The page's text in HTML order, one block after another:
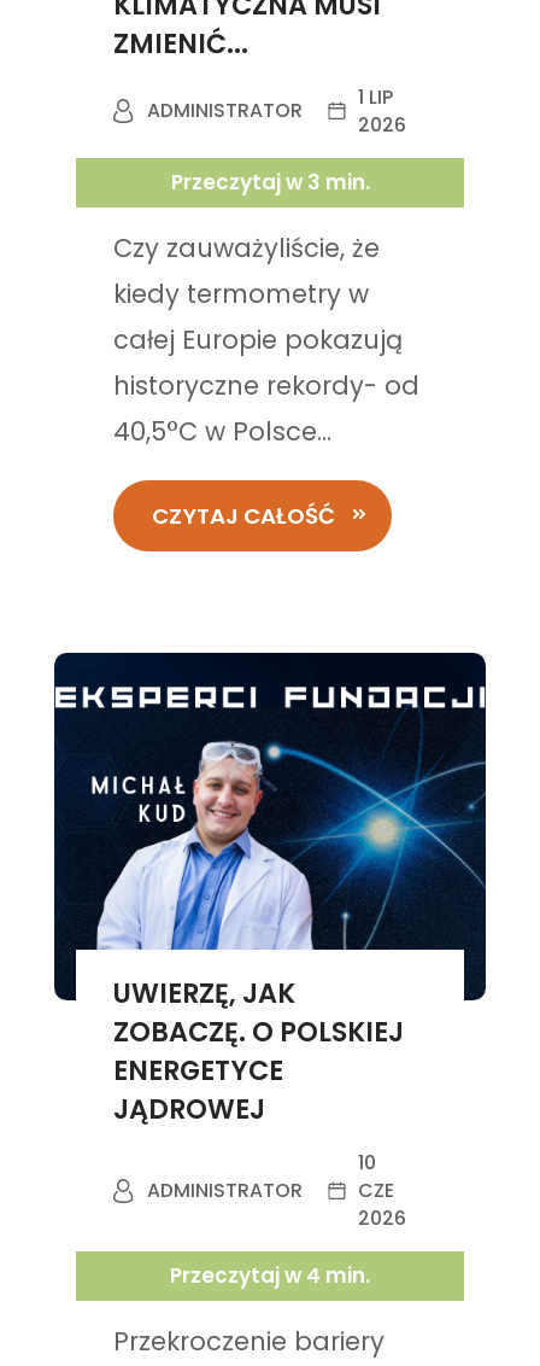
ZMIENIĆ...
ADMINISTRATOR
1 LIP
2026
Przeczytaj w 3 min.
Czy zauważyliście, że
kiedy termometry w
całej Europie pokazują
historyczne rekordy- od
40,5°C w Polsce...
CZYTAJ CAŁOŚĆ
UWIERZĘ, JAK
ZOBACZĘ. O POLSKIEJ
ENERGETYCE
JĄDROWEJ
ADMINISTRATOR
10
CZE
2026
Przeczytaj w 4 min.
Przekroczenie bariery